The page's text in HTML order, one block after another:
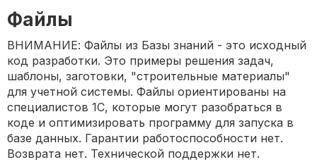
Файлы
ВНИМАНИЕ: Файлы из Базы знаний - это исходный
код разработки. Это примеры решения задач,
шаблоны, заготовки, "строительные материалы"
для учетной системы. Файлы ориентированы на
специалистов 1С, которые могут разобраться в
коде и оптимизировать программу для запуска в
базе данных. Гарантии работоспособности нет.
Возврата нет. Технической поддержки нет.